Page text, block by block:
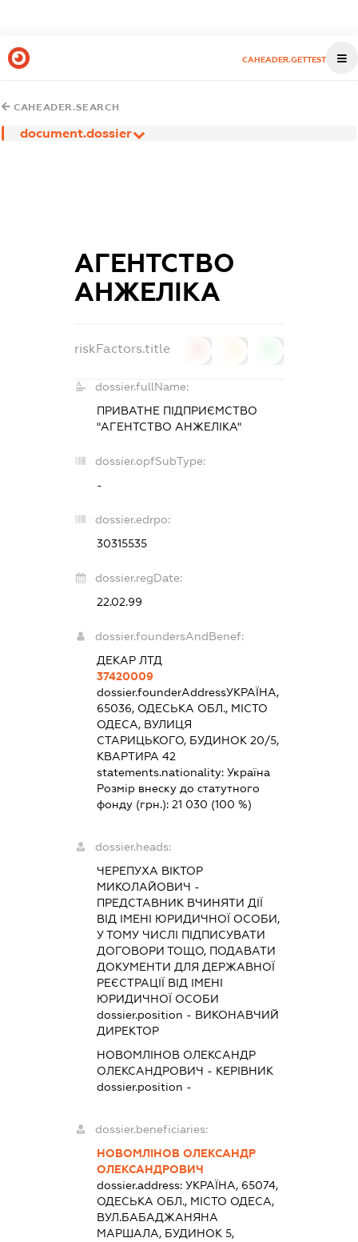
CAHEADER.GETTEST
CAHEADER.SEARCH
document.dossier
АГЕНТСТВО
АНЖЕЛІКА
riskFactors.title
dossier.fullName:
ПРИВАТНЕ ПІДПРИЄМСТВО
"АГЕНТСТВО АНЖЕЛІКА"
dossier.opfSubType:
-
dossier.edrpo:
30315535
dossier.regDate:
22.02.99
dossier.foundersAndBenef:
ДЕКАР ЛТД
37420009
dossier.founderAddressУКРАЇНА,
65036, ОДЕСЬКА ОБЛ., МІСТО
ОДЕСА, ВУЛИЦЯ
СТАРИЦЬКОГО, БУДИНОК 20/5,
КВАРТИРА 42
statements.nationality:Україна
Розмір внеску до статутного
фонду (грн.):21 030 (100 %)
dossier.heads:
ЧЕРЕПУХА ВІКТОР
МИКОЛАЙОВИЧ -
ПРЕДСТАВНИК ВЧИНЯТИ ДІЇ
ВІД ІМЕНІ ЮРИДИЧНОЇ ОСОБИ,
У ТОМУ ЧИСЛІ ПІДПИСУВАТИ
ДОГОВОРИ ТОЩО, ПОДАВАТИ
ДОКУМЕНТИ ДЛЯ ДЕРЖАВНОЇ
РЕЄСТРАЦІЇ ВІД ІМЕНІ
ЮРИДИЧНОЇ ОСОБИ
dossier.position - ВИКОНАВЧИЙ
ДИРЕКТОР
НОВОМЛІНОВ ОЛЕКСАНДР
ОЛЕКСАНДРОВИЧ - КЕРІВНИК
dossier.position -
dossier.beneficiaries:
НОВОМЛІНОВ ОЛЕКСАНДР
ОЛЕКСАНДРОВИЧ
dossier.address:УКРАЇНА, 65074,
ОДЕСЬКА ОБЛ., МІСТО ОДЕСА,
ВУЛ.БАБАДЖАНЯНА
МАРШАЛА, БУДИНОК 5,